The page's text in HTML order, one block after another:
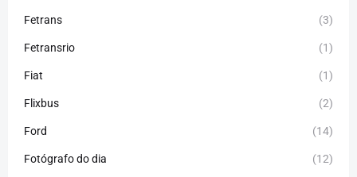
Fetrans (3)
Fetransrio (1)
Fiat (1)
Flixbus (2)
Ford (14)
Fotógrafo do dia (12)